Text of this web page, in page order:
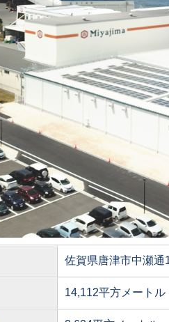
佐賀県唐津市中瀬通
14,112平方メートル